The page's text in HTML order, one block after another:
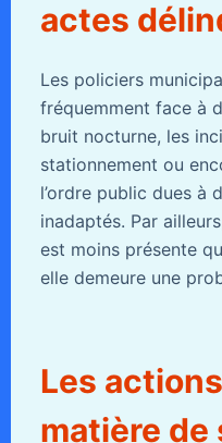
actes
Les policiers
fréquemment face à
bruit nocturne, les
stationnement ou
l’ordre public dues à
inadaptés. Par
est moins présente
elle demeure une
Les
matière